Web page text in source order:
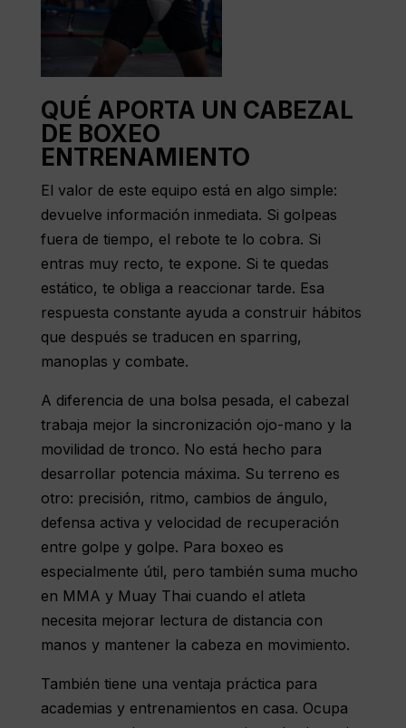
QUÉ APORTA UN CABEZAL
DE BOXEO
ENTRENAMIENTO
El valor de este equipo está en algo simple:
devuelve información inmediata. Si golpeas
fuera de tiempo, el rebote te lo cobra. Si
entras muy recto, te expone. Si te quedas
estático, te obliga a reaccionar tarde. Esa
respuesta constante ayuda a construir hábitos
que después se traducen en sparring,
manoplas y combate.
A diferencia de una bolsa pesada, el cabezal
trabaja mejor la sincronización ojo-mano y la
movilidad de tronco. No está hecho para
desarrollar potencia máxima. Su terreno es
otro: precisión, ritmo, cambios de ángulo,
defensa activa y velocidad de recuperación
entre golpe y golpe. Para boxeo es
especialmente útil, pero también suma mucho
en MMA y Muay Thai cuando el atleta
necesita mejorar lectura de distancia con
manos y mantener la cabeza en movimiento.
También tiene una ventaja práctica para
academias y entrenamientos en casa. Ocupa